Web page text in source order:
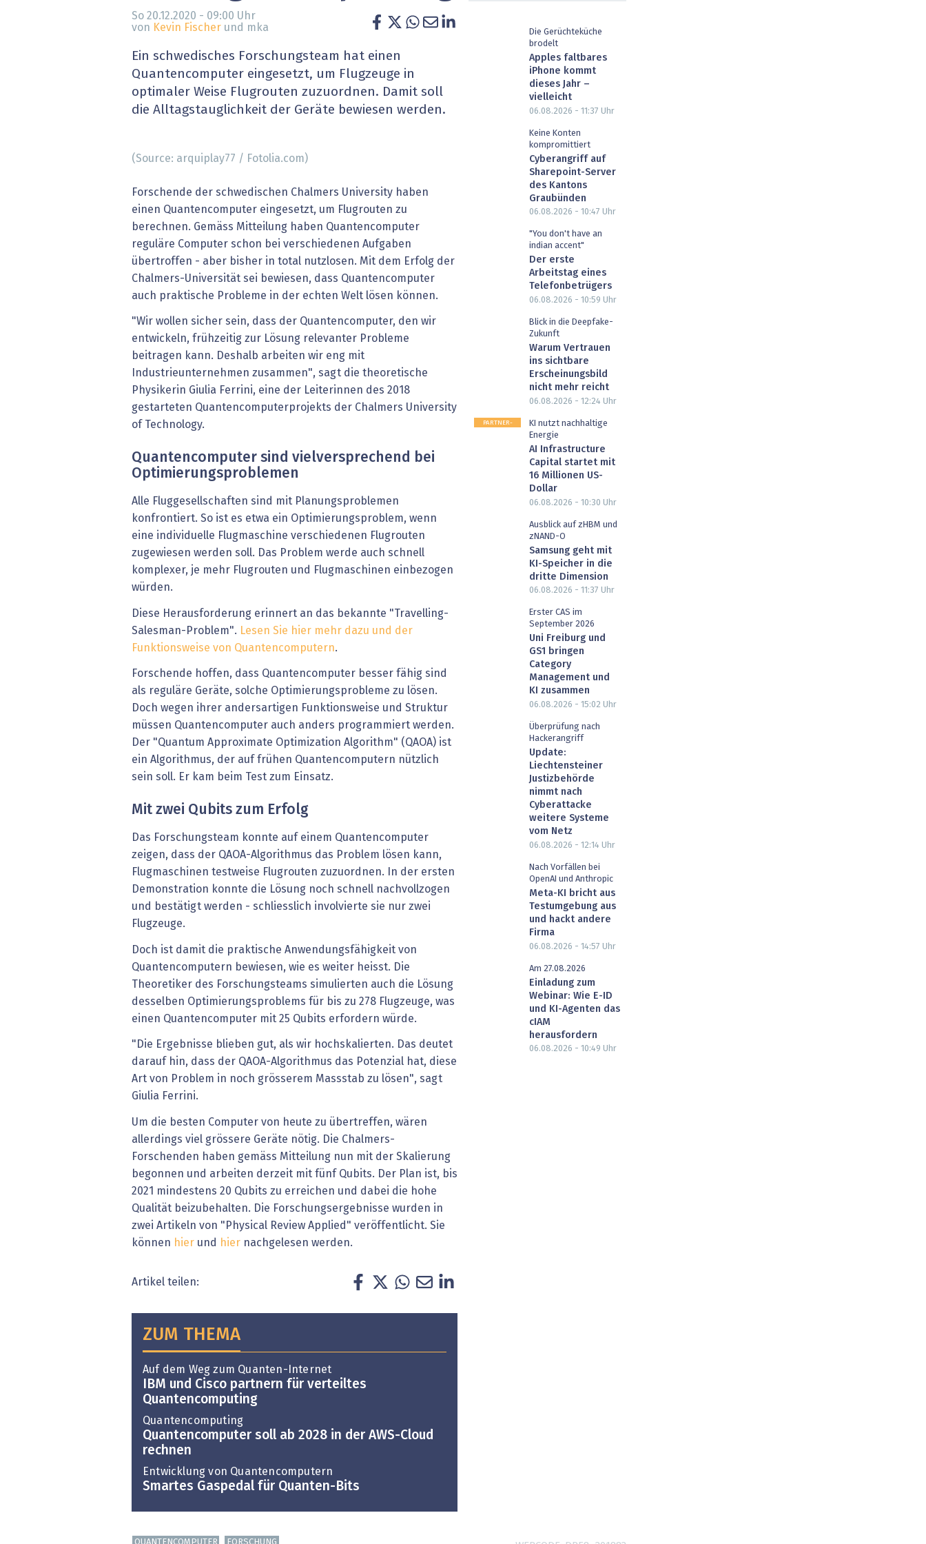
» alle News Gesundheit wird digital
Blockchain
EU-DSGVO
XaaS, Managed Services & Co.
IT for Health
Artificial Intelligence
Fintech & Insurtech
Professional AV & Digital Signage
So 20.12.2020 - 09:00 Uhr
von Kevin Fischer und mka
Ein schwedisches Forschungsteam hat einen
Quantencomputer eingesetzt, um Flugzeuge in
optimaler Weise Flugrouten zuzuordnen. Damit soll
die Alltagstauglichkeit der Geräte bewiesen werden.
(Source: arquiplay77 / Fotolia.com)
Forschende der schwedischen Chalmers University haben
einen Quantencomputer eingesetzt, um Flugrouten zu
berechnen. Gemäss Mitteilung haben Quantencomputer
reguläre Computer schon bei verschiedenen Aufgaben
übertroffen - aber bisher in total nutzlosen. Mit dem Erfolg der
Chalmers-Universität sei bewiesen, dass Quantencomputer
auch praktische Probleme in der echten Welt lösen können.
"Wir wollen sicher sein, dass der Quantencomputer, den wir
entwickeln, frühzeitig zur Lösung relevanter Probleme
beitragen kann. Deshalb arbeiten wir eng mit
Industrieunternehmen zusammen", sagt die theoretische
Physikerin Giulia Ferrini, eine der Leiterinnen des 2018
gestarteten Quantencomputerprojekts der Chalmers University
of Technology.
Quantencomputer sind vielversprechend bei
Optimierungsproblemen
Alle Fluggesellschaften sind mit Planungsproblemen
konfrontiert. So ist es etwa ein Optimierungsproblem, wenn
eine individuelle Flugmaschine verschiedenen Flugrouten
zugewiesen werden soll. Das Problem werde auch schnell
komplexer, je mehr Flugrouten und Flugmaschinen einbezogen
würden.
Diese Herausforderung erinnert an das bekannte "Travelling-
Salesman-Problem". Lesen Sie hier mehr dazu und der
Funktionsweise von Quantencomputern.
Forschende hoffen, dass Quantencomputer besser fähig sind
als reguläre Geräte, solche Optimierungsprobleme zu lösen.
Doch wegen ihrer andersartigen Funktionsweise und Struktur
müssen Quantencomputer auch anders programmiert werden.
Der "Quantum Approximate Optimization Algorithm" (QAOA) ist
ein Algorithmus, der auf frühen Quantencomputern nützlich
sein soll. Er kam beim Test zum Einsatz.
Mit zwei Qubits zum Erfolg
Das Forschungsteam konnte auf einem Quantencomputer
zeigen, dass der QAOA-Algorithmus das Problem lösen kann,
Flugmaschinen testweise Flugrouten zuzuordnen. In der ersten
Demonstration konnte die Lösung noch schnell nachvollzogen
und bestätigt werden - schliesslich involvierte sie nur zwei
Flugzeuge.
Doch ist damit die praktische Anwendungsfähigkeit von
Quantencomputern bewiesen, wie es weiter heisst. Die
Theoretiker des Forschungsteams simulierten auch die Lösung
desselben Optimierungsproblems für bis zu 278 Flugzeuge, was
einen Quantencomputer mit 25 Qubits erfordern würde.
"Die Ergebnisse blieben gut, als wir hochskalierten. Das deutet
darauf hin, dass der QAOA-Algorithmus das Potenzial hat, diese
Art von Problem in noch grösserem Massstab zu lösen", sagt
Giulia Ferrini.
Um die besten Computer von heute zu übertreffen, wären
allerdings viel grössere Geräte nötig. Die Chalmers-
Forschenden haben gemäss Mitteilung nun mit der Skalierung
begonnen und arbeiten derzeit mit fünf Qubits. Der Plan ist, bis
2021 mindestens 20 Qubits zu erreichen und dabei die hohe
Qualität beizubehalten. Die Forschungsergebnisse wurden in
zwei Artikeln von "Physical Review Applied" veröffentlicht. Sie
können hier und hier nachgelesen werden.
Artikel teilen:
ZUM THEMA
Auf dem Weg zum Quanten-Internet
IBM und Cisco partnern für verteiltes
Quantencomputing
Quantencomputing
Quantencomputer soll ab 2028 in der AWS-Cloud
rechnen
Entwicklung von Quantencomputern
Smartes Gaspedal für Quanten-Bits
Die Gerüchteküche
brodelt
Apples faltbares
iPhone kommt
dieses Jahr –
vielleicht
06.08.2026 - 11:37 Uhr
Keine Konten
kompromittiert
Cyberangriff auf
Sharepoint-Server
des Kantons
Graubünden
06.08.2026 - 10:47 Uhr
"You don't have an
indian accent"
Der erste
Arbeitstag eines
Telefonbetrügers
06.08.2026 - 10:59 Uhr
Blick in die Deepfake-
Zukunft
Warum Vertrauen
ins sichtbare
Erscheinungsbild
nicht mehr reicht
06.08.2026 - 12:24 Uhr
PARTNER-
KI nutzt nachhaltige
Energie
AI Infrastructure
Capital startet mit
16 Millionen US-
Dollar
06.08.2026 - 10:30 Uhr
Ausblick auf zHBM und
zNAND-O
Samsung geht mit
KI-Speicher in die
dritte Dimension
06.08.2026 - 11:37 Uhr
Erster CAS im
September 2026
Uni Freiburg und
GS1 bringen
Category
Management und
KI zusammen
06.08.2026 - 15:02 Uhr
Überprüfung nach
Hackerangriff
Update:
Liechtensteiner
Justizbehörde
nimmt nach
Cyberattacke
weitere Systeme
vom Netz
06.08.2026 - 12:14 Uhr
Nach Vorfällen bei
OpenAI und Anthropic
Meta-KI bricht aus
Testumgebung aus
und hackt andere
Firma
06.08.2026 - 14:57 Uhr
Am 27.08.2026
Einladung zum
Webinar: Wie E-ID
und KI-Agenten das
cIAM
herausfordern
06.08.2026 - 10:49 Uhr
QUANTENCOMPUTER FORSCHUNG